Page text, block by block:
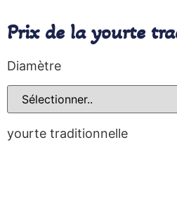
Prix de la yourte
Diamètre
yourte traditionnelle